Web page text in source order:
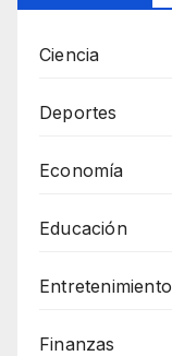
Ciencia
Deportes
Economía
Educación
Entretenimiento
Finanzas